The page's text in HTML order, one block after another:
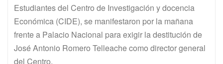
Estudiantes del Centro de Investigación y docencia
Económica (CIDE), se manifestaron por la mañana
frente a Palacio Nacional para exigir la destitución de
José Antonio Romero Telleache como director general
del Centro.